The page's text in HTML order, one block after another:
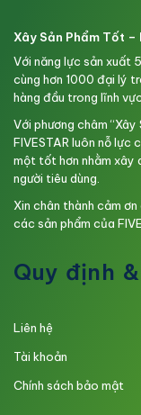
Xây Sản Phẩm Tốt –
Với năng lực sản xuất
cùng hơn 1000 đại lý
hàng đầu trong lĩnh
Với phương châm “Xây
FIVESTAR luôn nỗ lực
một tốt hơn nhằm xây
người tiêu dùng.
Xin chân thành cảm
các sản phẩm của
Quy định
Liên hệ
Tài khoản
Chính sách bảo mật